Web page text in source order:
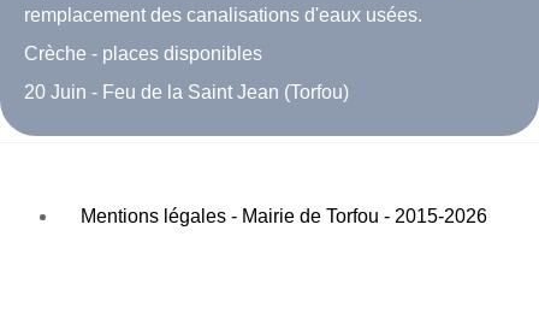
remplacement des canalisations d'eaux usées.
Crèche - places disponibles
20 Juin - Feu de la Saint Jean (Torfou)
Mentions légales - Mairie de Torfou - 2015-2026